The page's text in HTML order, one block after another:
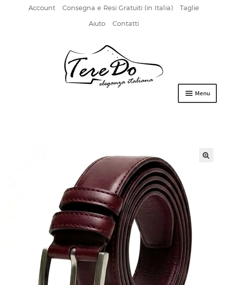
Account Consegna e Resi Gratuiti (in Italia)
Taglie
Aiuto
Contatti
Menu
SCARPONCINI
SNEAKERS